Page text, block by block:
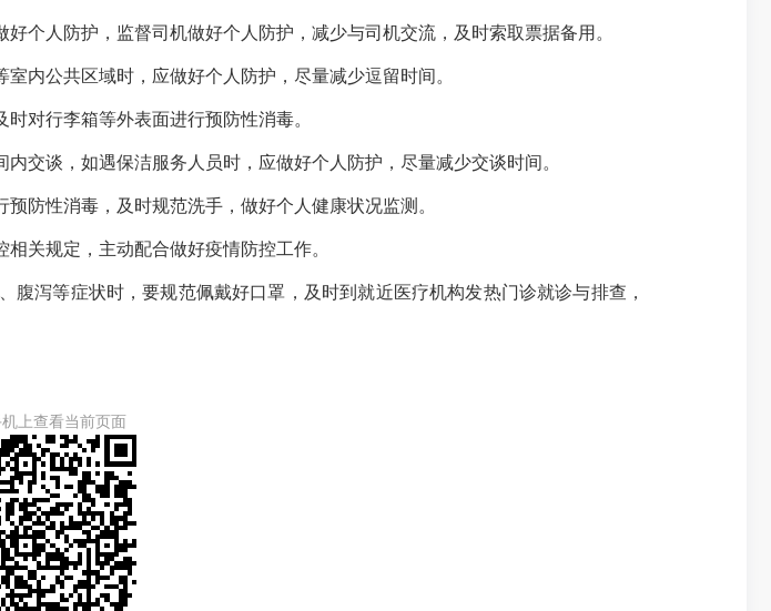
人防护，监督司机做好个人防护，减少与司机交流，及时索取票据备用。
公共区域时，应做好个人防护，尽量减少逗留时间。
对行李箱等外表面进行预防性消毒。
谈，如遇保洁服务人员时，应做好个人防护，尽量减少交谈时间。
性消毒，及时规范洗手，做好个人健康状况监测。
关规定，主动配合做好疫情防控工作。
等症状时，要规范佩戴好口罩，及时到就近医疗机构发热门诊就诊与排查，
上查看当前页面